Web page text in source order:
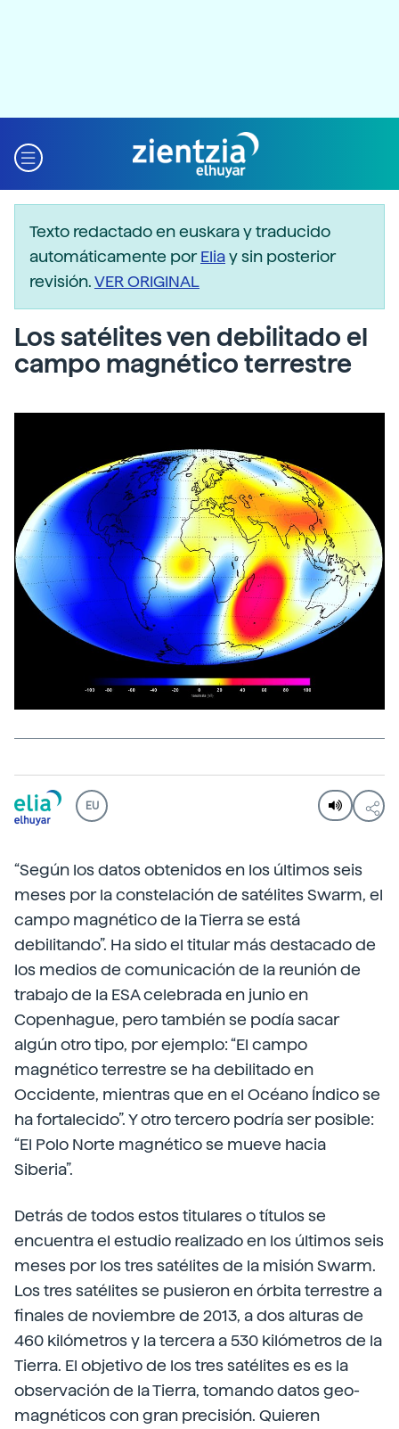
Texto redactado en euskara y traducido
automáticamente porEliay sin posterior
revisión.VER ORIGINAL
Los satélites ven debilitado el
campo magnético terrestre
EU
“Según los datos obtenidos en los últimos seis
meses por la constelación de satélites Swarm, el
campo magnético de la Tierra se está
debilitando”. Ha sido el titular más destacado de
los medios de comunicación de la reunión de
trabajo de la ESA celebrada en junio en
Copenhague, pero también se podía sacar
algún otro tipo, por ejemplo: “El campo
magnético terrestre se ha debilitado en
Occidente, mientras que en el Océano Índico se
ha fortalecido”. Y otro tercero podría ser posible:
“El Polo Norte magnético se mueve hacia
Siberia”.
Detrás de todos estos titulares o títulos se
encuentra el estudio realizado en los últimos seis
meses por los tres satélites de la misión Swarm.
Los tres satélites se pusieron en órbita terrestre a
finales de noviembre de 2013, a dos alturas de
460 kilómetros y la tercera a 530 kilómetros de la
Tierra. El objetivo de los tres satélites es es la
observación de la Tierra, tomando datos geo-
magnéticos con gran precisión. Quieren